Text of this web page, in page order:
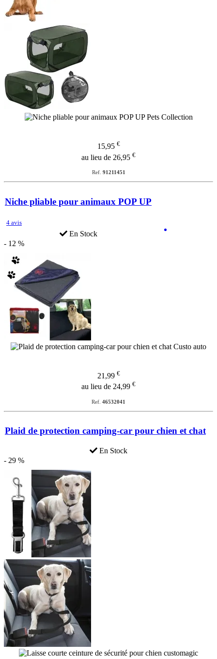
15,95 €
au lieu de 26,95 €
Ref. 91211451
Niche pliable pour animaux POP UP
4 avis
En Stock
- 12 %
21,99 €
au lieu de 24,99 €
Ref. 46532041
Plaid de protection camping-car pour chien et chat
En Stock
- 29 %